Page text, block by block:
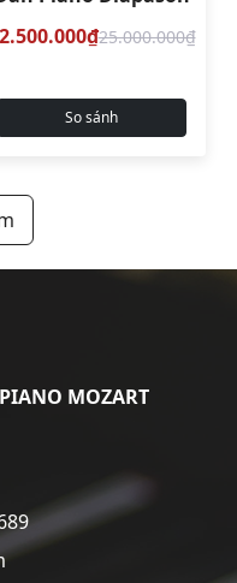
25.000.000₫
So sánh
MOZART